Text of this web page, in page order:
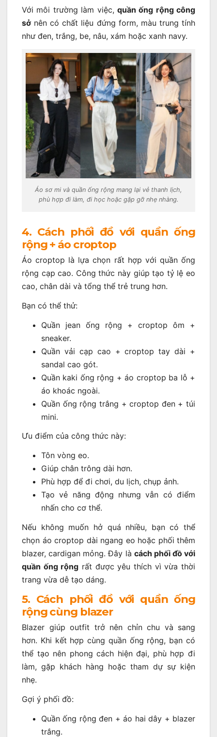
Với môi trường làm việc, quần ống rộng công
sở nên có chất liệu đứng form, màu trung tính
như đen, trắng, be, nâu, xám hoặc xanh navy.
Áo sơ mi và quần ống rộng mang lại vẻ thanh lịch,
phù hợp đi làm, đi học hoặc gặp gỡ nhẹ nhàng.
4. Cách phối đồ với quần ống
rộng + áo croptop
Áo croptop là lựa chọn rất hợp với quần ống
rộng cạp cao. Công thức này giúp tạo tỷ lệ eo
cao, chân dài và tổng thể trẻ trung hơn.
Bạn có thể thử:
Quần jean ống rộng + croptop ôm +
sneaker.
Quần vải cạp cao + croptop tay dài +
sandal cao gót.
Quần kaki ống rộng + áo croptop ba lỗ +
áo khoác ngoài.
Quần ống rộng trắng + croptop đen + túi
mini.
Ưu điểm của công thức này:
Tôn vòng eo.
Giúp chân trông dài hơn.
Phù hợp để đi chơi, du lịch, chụp ảnh.
Tạo vẻ năng động nhưng vẫn có điểm
nhấn cho cơ thể.
Nếu không muốn hở quá nhiều, bạn có thể
chọn áo croptop dài ngang eo hoặc phối thêm
blazer, cardigan mỏng. Đây là cách phối đồ với
quần ống rộng rất được yêu thích vì vừa thời
trang vừa dễ tạo dáng.
5. Cách phối đồ với quần ống
rộng cùng blazer
Blazer giúp outfit trở nên chỉn chu và sang
hơn. Khi kết hợp cùng quần ống rộng, bạn có
thể tạo nên phong cách hiện đại, phù hợp đi
làm, gặp khách hàng hoặc tham dự sự kiện
nhẹ.
Gợi ý phối đồ:
Quần ống rộng đen + áo hai dây + blazer
trắng.